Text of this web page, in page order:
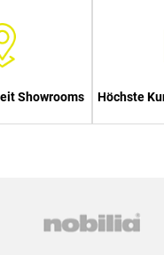
Showrooms Höchste